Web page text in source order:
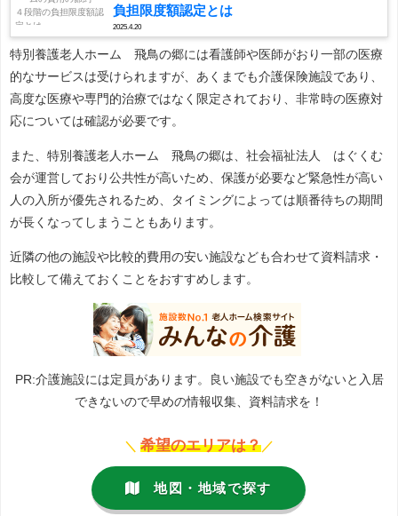
負担限度額認定とは
2025.4.20
特別養護老人ホーム 飛鳥の郷には看護師や医師がおり一部の医療
的なサービスは受けられますが、あくまでも介護保険施設であり、
高度な医療や専門的治療ではなく限定されており、非常時の医療対
応については確認が必要です。
また、特別養護老人ホーム 飛鳥の郷は、社会福祉法人 はぐくむ
会が運営しており公共性が高いため、保護が必要など緊急性が高い
人の入所が優先されるため、タイミングによっては順番待ちの期間
が長くなってしまうこともあります。
近隣の他の施設や比較的費用の安い施設なども合わせて資料請求・
比較して備えておくことをおすすめします。
PR:介護施設には定員があります。良い施設でも空きがないと入居
できないので早めの情報収集、資料請求を！
＼ 希望のエリアは？ ／
地図・地域で探す